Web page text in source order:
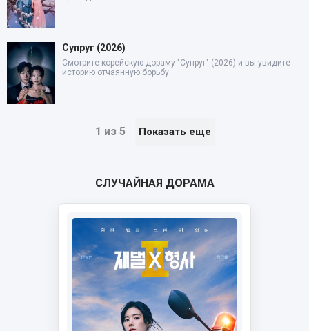
Супруг (2026)
Смотрите корейскую дораму "Супруг" (2026) и вы увидите
историю отчаянную борьбу
1 из 5 Показать еще
СЛУЧАЙНАЯ ДОРАМА